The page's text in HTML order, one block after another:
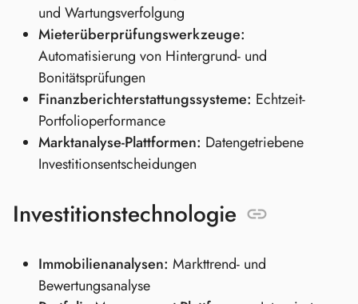
und Wartungsverfolgung
Mieterüberprüfungswerkzeuge:
Automatisierung von Hintergrund- und
Bonitätsprüfungen
Finanzberichterstattungssysteme: Echtzeit-
Portfolioperformance
Marktanalyse-Plattformen: Datengetriebene
Investitionsentscheidungen
Investitionstechnologie
Immobilienanalysen: Markttrend- und
Bewertungsanalyse